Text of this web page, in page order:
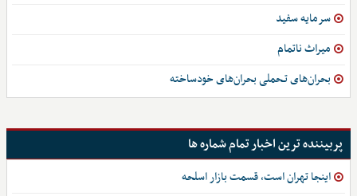
سرمایه سفید
میراث ناتمام
بحران‌های تـحملی بحران‌های خودساخته
پربیننده ترین اخبار تمام شماره ها
اینجا تهران است، قسمت بازار اسلحه